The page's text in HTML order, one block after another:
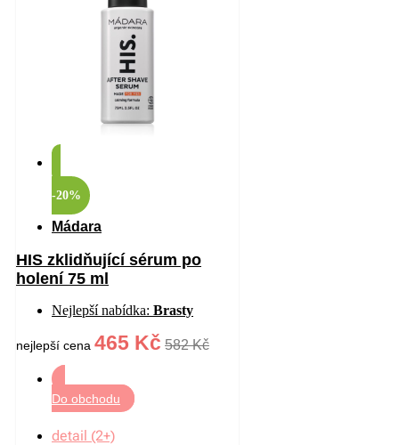
-20%
Mádara
HIS zklidňující sérum po
holení 75 ml
Nejlepší nabídka: Brasty
nejlepší cena 465 Kč 582 Kč
Do obchodu
detail (2+)